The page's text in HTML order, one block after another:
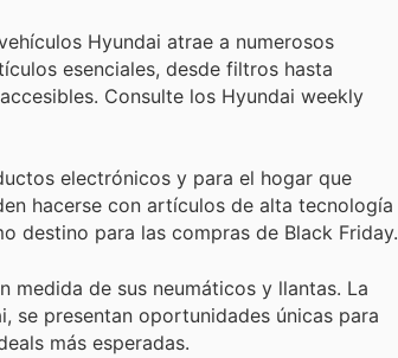
Hyundai atrae a numerosos
esenciales, desde filtros hasta
Consulte los Hyundai weekly
electrónicos y para el hogar que
hacerse con artículos de alta tecnología
destino para las compras de Black Friday.
medida de sus neumáticos y llantas. La
se presentan oportunidades únicas para
más esperadas.